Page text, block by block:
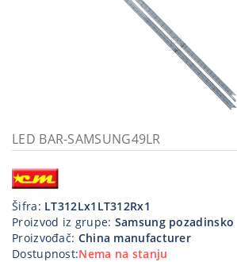
Poslovna
oprema,računari
Strujni
program
LED BAR-SAMSUNG49LR
Šifra: LT312Lx1LT312Rx1
Proizvod iz grupe: Samsung pozadinsko
Proizvođač: China manufacturer
Dostupnost:Nema na stanju